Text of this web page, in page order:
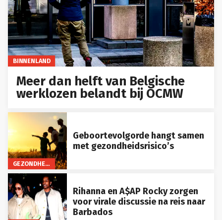
BINNENLAND
Meer dan helft van Belgische
werklozen belandt bij OCMW
GEZONDHEID
Geboortevolgorde hangt samen
met gezondheidsrisico’s
Rihanna en A$AP Rocky zorgen
voor virale discussie na reis naar
Barbados